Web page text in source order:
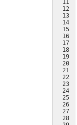
11
12
13
14
15
16
17
18
19
20
21
22
23
24
25
26
27
28